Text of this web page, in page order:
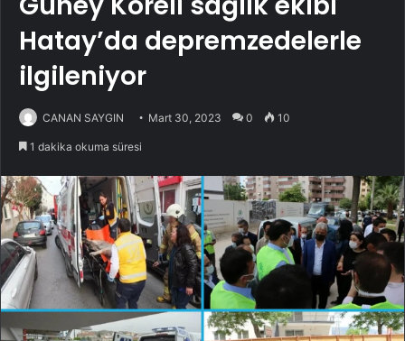
Hatay’da depremzedelerle
ilgileniyor
CANAN SAYGIN Mart 30, 2023 0 10
1 dakika okuma süresi